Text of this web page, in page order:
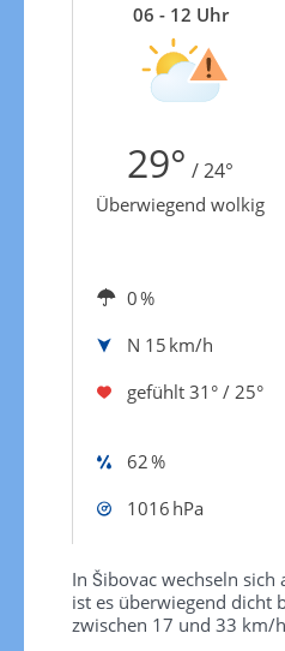
06 - 12 Uhr
29° / 24°
Überwiegend wolkig
0 %
N 15 km/h
gefühlt 31° / 25°
62 %
1016 hPa
In Šibovac wechseln
ist es überwiegend dicht
zwischen 17 und 33 km/